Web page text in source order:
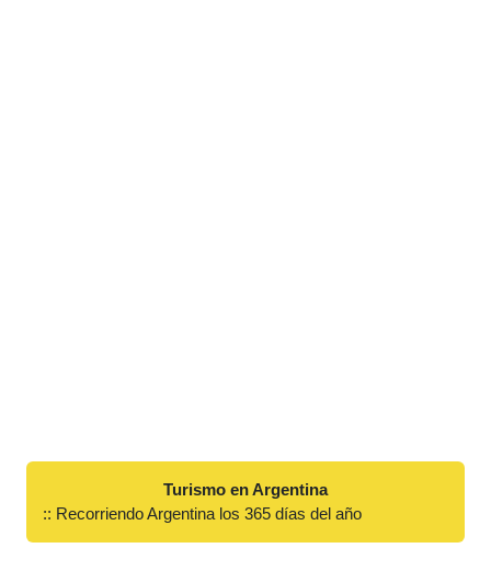
Turismo en Argentina
:: Recorriendo Argentina los 365 días del año